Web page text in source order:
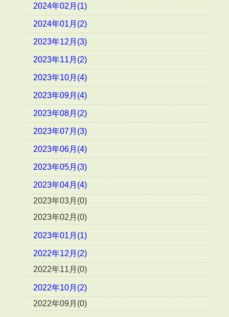
2024年02月(1)
2024年01月(2)
2023年12月(3)
2023年11月(2)
2023年10月(4)
2023年09月(4)
2023年08月(2)
2023年07月(3)
2023年06月(4)
2023年05月(3)
2023年04月(4)
2023年03月(0)
2023年02月(0)
2023年01月(1)
2022年12月(2)
2022年11月(0)
2022年10月(2)
2022年09月(0)